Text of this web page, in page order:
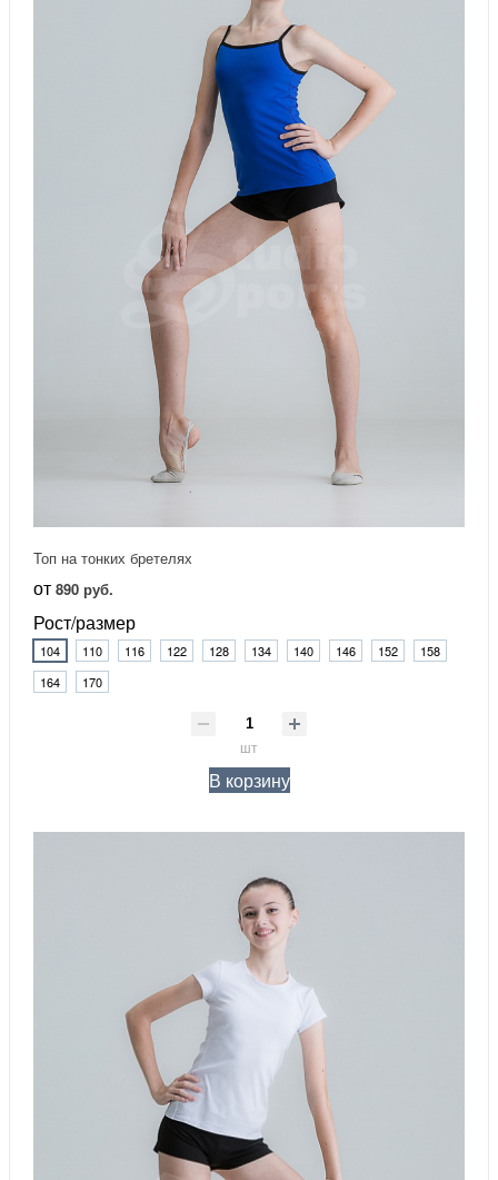
Топ на тонких бретелях
от 890 руб.
Рост/размер
104 110 116 122 128 134 140 146 152
158
164
170
шт
В корзину